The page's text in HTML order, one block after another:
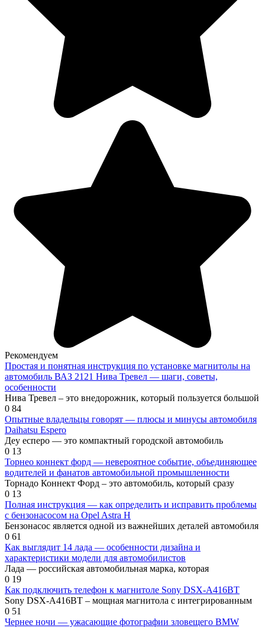
Рекомендуем
Простая и понятная инструкция по установке магнитолы на
автомобиль ВАЗ 2121 Нива Тревел — шаги, советы,
особенности
Нива Тревел – это внедорожник, который пользуется большой
0 84
Опытные владельцы говорят — плюсы и минусы автомобиля
Daihatsu Espero
Деу есперо — это компактный городской автомобиль
0 13
Торнео коннект форд — невероятное событие, объединяющее
водителей и фанатов автомобильной промышленности
Торнадо Коннект Форд – это автомобиль, который сразу
0 13
Полная инструкция — как определить и исправить проблемы
с бензонасосом на Opel Astra H
Бензонасос является одной из важнейших деталей автомобиля
0 61
Как выглядит 14 лада — особенности дизайна и
характеристики модели для автомобилистов
Лада — российская автомобильная марка, которая
0 19
Как подключить телефон к магнитоле Sony DSX-A416BT
Sony DSX-A416BT – мощная магнитола с интегрированным
0 51
Чернее ночи — ужасающие фотографии зловещего BMW